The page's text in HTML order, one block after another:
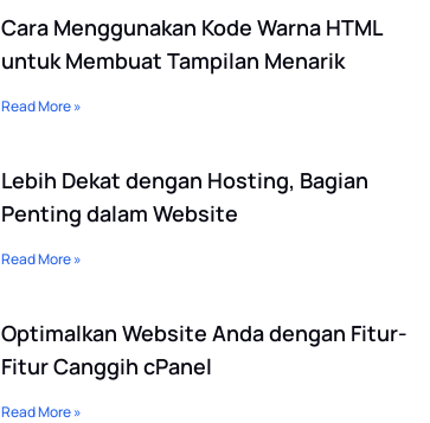
Cara Menggunakan Kode Warna HTML
untuk Membuat Tampilan Menarik
Read More »
Lebih Dekat dengan Hosting, Bagian
Penting dalam Website
Read More »
Optimalkan Website Anda dengan Fitur-
Fitur Canggih cPanel
Read More »